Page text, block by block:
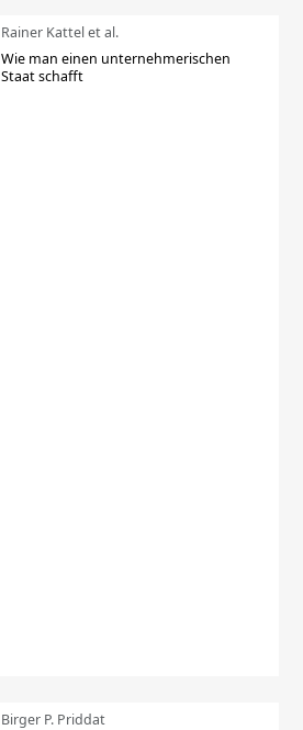
Rainer Kattel et al.
Wie man einen unternehmerischen
Staat schafft
Birger P. Priddat